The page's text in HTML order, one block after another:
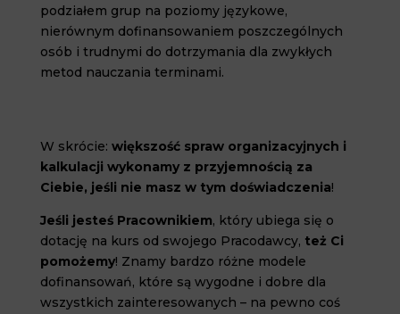
podziałem grup na poziomy językowe,
nierównym dofinansowaniem poszczególnych
osób i trudnymi do dotrzymania dla zwykłych
metod nauczania terminami.
W skrócie: większość spraw organizacyjnych i
kalkulacji wykonamy z przyjemnością za
Ciebie, jeśli nie masz w tym doświadczenia!
Jeśli jesteś Pracownikiem, który ubiega się o
dotację na kurs od swojego Pracodawcy, też Ci
pomożemy! Znamy bardzo różne modele
dofinansowań, które są wygodne i dobre dla
wszystkich zainteresowanych – na pewno coś